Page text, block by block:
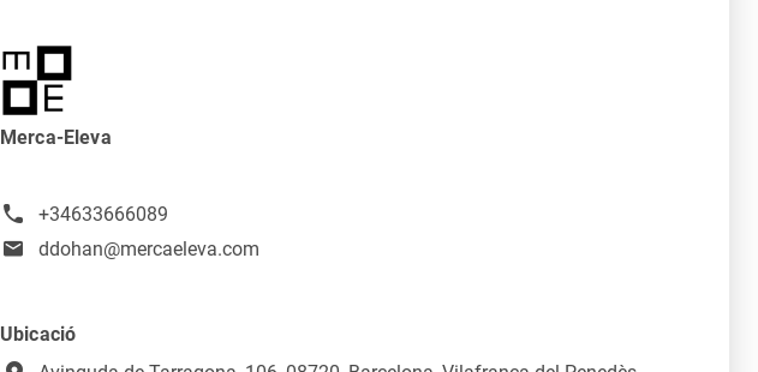
Merca-Eleva
+34633666089
ddohan@mercaeleva.com
Ubicació